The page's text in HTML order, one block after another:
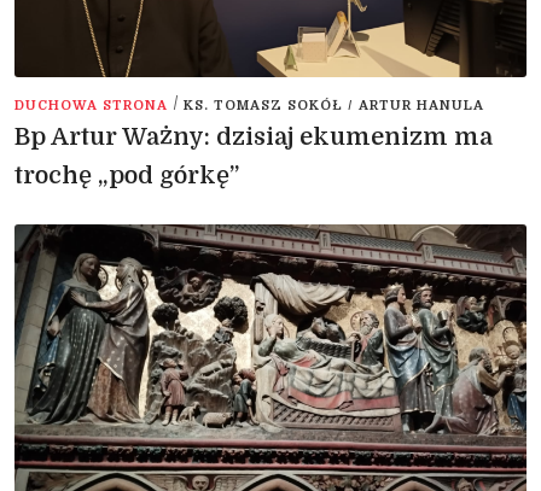
DUCHOWA STRONA / KS. TOMASZ SOKÓŁ / ARTUR HANULA
Bp Artur Ważny: dzisiaj ekumenizm ma
trochę „pod górkę”